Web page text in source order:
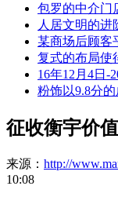
包罗的中介门
人居文明的进
某商场后顾客
复式的布局使
16年12月4日-
粉饰以9.8分
征收衡宇价
来源： http://
10:08